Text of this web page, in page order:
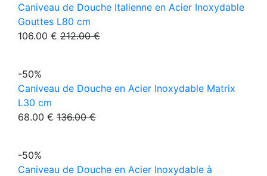
Caniveau de Douche Italienne en Acier Inoxydable
Gouttes L80 cm
106.00 € 212.00 €
-50%
Caniveau de Douche en Acier Inoxydable Matrix
L30 cm
68.00 € 136.00 €
-50%
Caniveau de Douche en Acier Inoxydable à